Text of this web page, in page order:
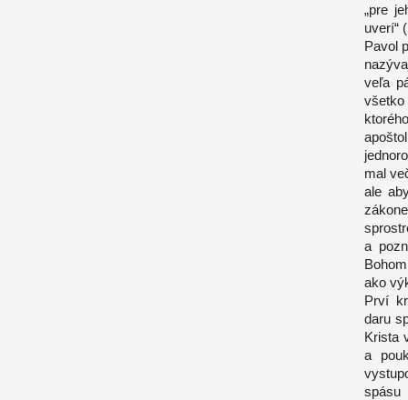
„pre
uverí“
Pavol
veľa
mal
ale
a
ako
Prví
daru
Krista
a
spásu